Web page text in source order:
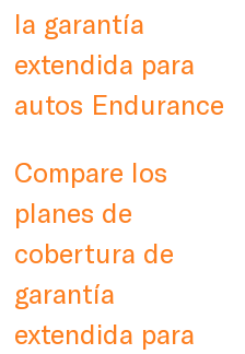
la garantía
extendida para
autos Endurance
Compare los
planes de
cobertura de
garantía
extendida para